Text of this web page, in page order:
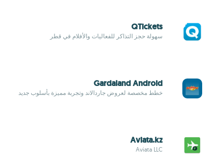
QTickets
سهولة حجز التذاكر للفعاليات والأفلام في قطر
Gardaland Android
خطط مخصصة لعروض جاردالاند وتجربة مميزة بأسلوب جديد
Aviata.kz
Aviata LLC